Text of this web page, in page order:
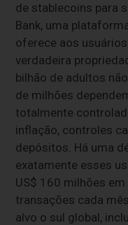
de stablecoins para
Bank, uma
oferece aos
verdadeira
bilhão de adultos
de milhões
totalmente
inflação, controles
depósitos. Há uma
exatamente esses
US$ 160 milhões
transações cada
alvo o sul global,